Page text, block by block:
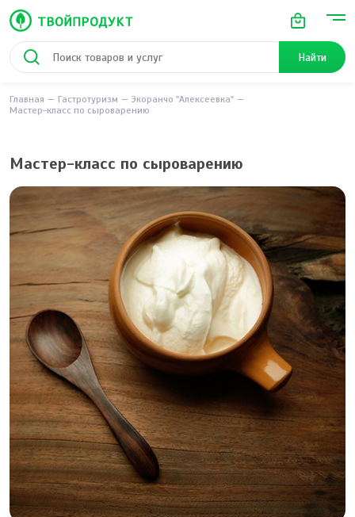
Найти
Главная Гастротуризм
Экоранчо "Алексеевка"
Мастер-класс по сыроварению
Мастер-класс по сыроварению